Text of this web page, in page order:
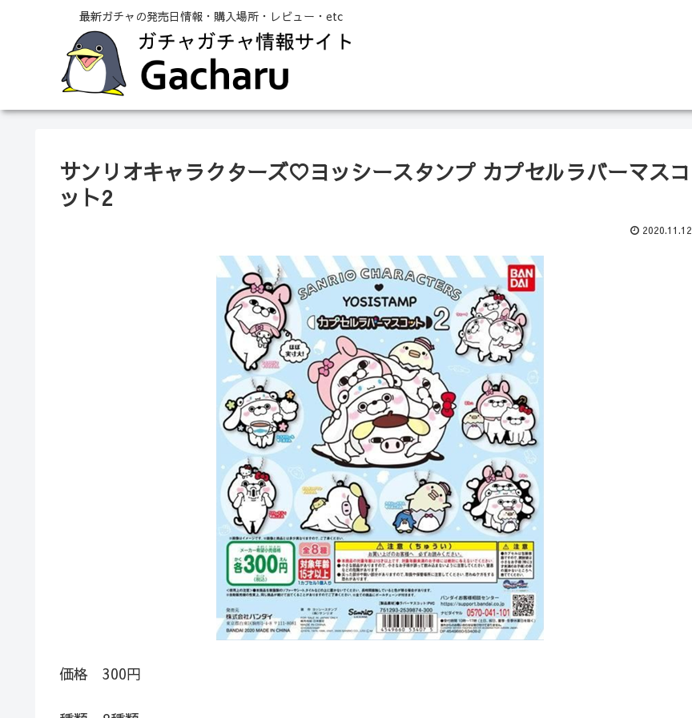
最新ガチャの発売日情報・購入場所・レビュー・etc
サンリオキャラクターズ♡ヨッシースタンプ カプセルラバーマスコ
ット2
2020.11.12
価格 300円